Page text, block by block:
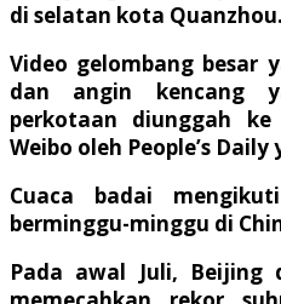
di selatan kota Quanzhou.
Video gelombang besar
dan angin kencang
perkotaan diunggah
Weibo oleh People’s
Cuaca badai
berminggu-minggu di
Pada awal Juli, Beijing